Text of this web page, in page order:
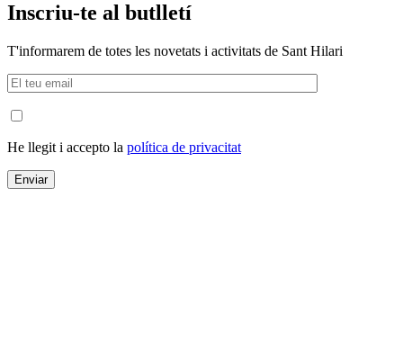
Inscriu-te al butlletí
T'informarem de totes les novetats i activitats de Sant Hilari
He llegit i accepto la política de privacitat